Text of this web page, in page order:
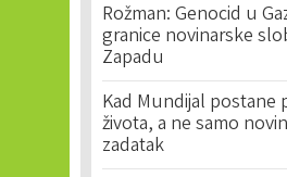
Rožman: Genocid u
granice novinarske
Zapadu
Kad Mundijal postane
života, a ne samo
zadatak